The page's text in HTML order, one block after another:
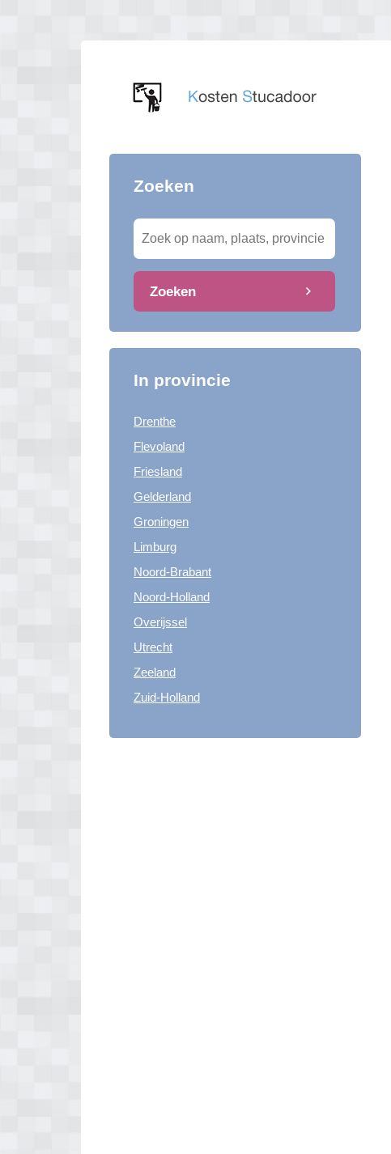
Zoeken
Zoeken
In provincie
Drenthe
Flevoland
Friesland
Gelderland
Groningen
Limburg
Noord-Brabant
Noord-Holland
Overijssel
Utrecht
Zeeland
Zuid-Holland